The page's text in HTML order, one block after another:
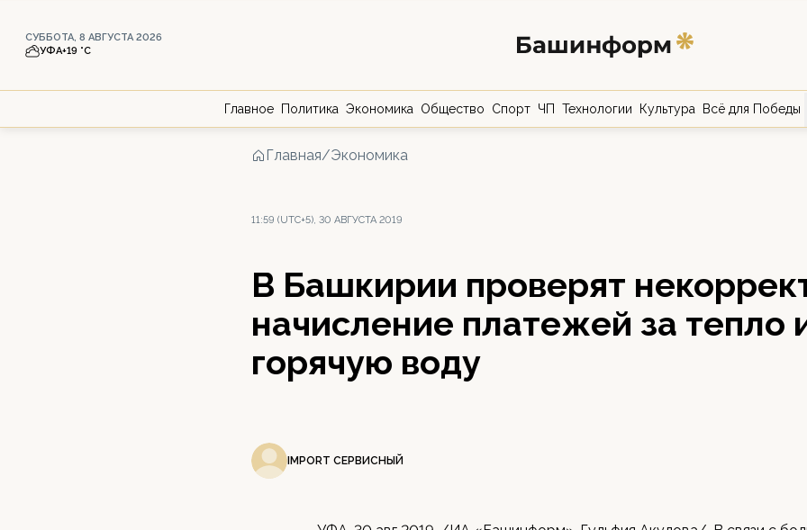
СУББОТА, 8 АВГУСТА 2026
УФА+19 °С
Главное Политика Экономика Общество Спорт ЧП Технологии Культура Всё для Победы
Главная/Экономика
11:59 (UTC+5), 30 АВГУСТА 2019
В Башкирии проверят
начисление платежей за тепло
горячую воду
IMPORT СЕРВИСНЫЙ